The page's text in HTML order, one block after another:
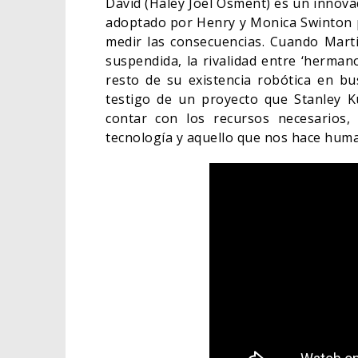
adoptado por Henry y Monica
medir las consecuencias. Cuando
suspendida, la rivalidad entre
resto de su existencia robótica en
testigo de un proyecto que Stanley
contar con los recursos
tecnología y aquello que nos hace